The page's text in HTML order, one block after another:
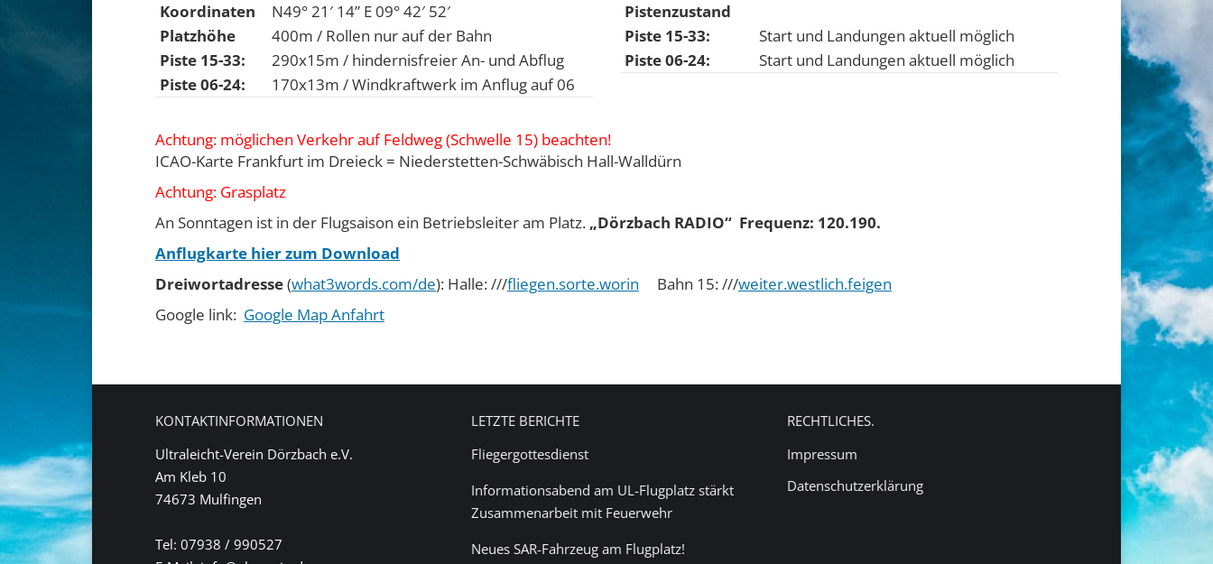
Koordinaten
N49° 21′ 14” E 09° 42′ 52′
Platzhöhe
400m / Rollen nur auf der Bahn
Piste 15-33:
290x15m / hindernisfreier An- und Abflug
Piste 06-24:
170x13m / Windkraftwerk im Anflug auf 06
Pistenzustand
Piste 15-33:
Start und Landungen aktuell möglich
Piste 06-24:
Start und Landungen aktuell möglich
Achtung: möglichen Verkehr auf Feldweg (Schwelle 15) beachten!
ICAO-Karte Frankfurt im Dreieck = Niederstetten-Schwäbisch Hall-Walldürn
Achtung: Grasplatz
An Sonntagen ist in der Flugsaison ein Betriebsleiter am Platz. „Dörzbach RADIO“ Frequenz: 120.190.
Anflugkarte hier zum Download
Dreiwortadresse(what3words.com/de): Halle: ///fliegen.sorte.worin Bahn 15: ///weiter.westlich.feigen
Google link: Google Map Anfahrt
KONTAKTINFORMATIONEN
Ultraleicht-Verein Dörzbach e.V.
Am Kleb 10
74673 Mulfingen
Tel: 07938 / 990527
LETZTE BERICHTE
Fliegergottesdienst
Informationsabend am UL-Flugplatz stärkt
Zusammenarbeit mit Feuerwehr
Neues SAR-Fahrzeug am Flugplatz!
RECHTLICHES.
Impressum
Datenschutzerklärung